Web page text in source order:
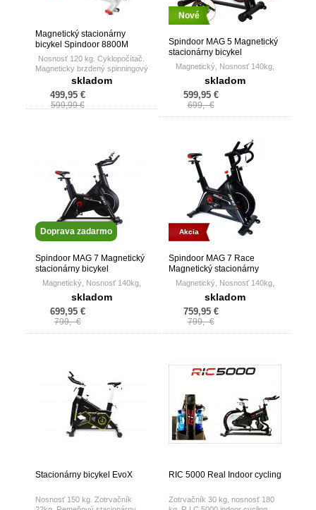
Magnetický stacionárny
bicykel Spindoor 8800M
silver
Nosnosť 120 kg. Cyklopočítač.
Magneticky brzdený spinningový
bicykel.
skladom
499,95 €
599,99 €
Nové
Spindoor MAG 5 Magnetický
stacionárny bicykel
Magnetický, Nosnosť 140kg,
skladom
599,95 €
699,- €
Doprava zadarmo
Spindoor MAG 7 Magnetický
stacionárny bicykel
Magnetický, Nosnosť 140kg,
skladom
699,95 €
799,- €
Akcia
Spindoor MAG 7 Race
Magnetický stacionárny
bicykel
Magnetický, Nosnosť 140kg,
skladom
759,95 €
799,- €
Stacionárny bicykel EvoX
Nosnosť 150 kg. Zotrvačník
RIC 5000 Real Indoor cycling
Zotrvačník 30 kg, nosnosť 180